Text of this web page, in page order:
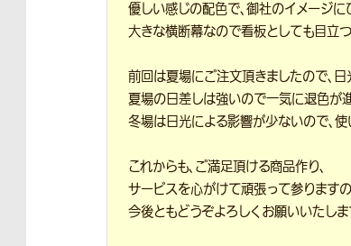
優しい感じの配色で、御社のイメージに
大きな横断幕なので看板としても目立
前回は夏場にご注文頂きましたので、日
夏場の日差しは強いので一気に退色が
冬場は日光による影響が少ないので、
これからも、ご満足頂ける商品作り、
サービスを心がけて頑張って参りますの
今後ともどうぞよろしくお願いいたしま